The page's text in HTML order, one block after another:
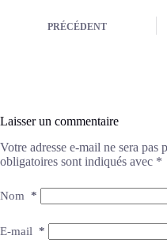
PRÉCÉDENT
Laisser un commentaire
Votre adresse e-mail ne sera pas
obligatoires sont indiqués avec *
Nom *
E-mail *